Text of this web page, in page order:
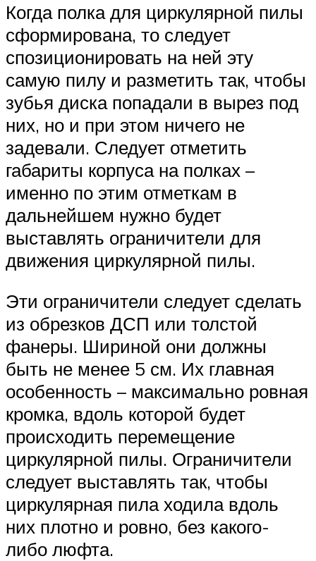
Когда полка для циркулярной пилы
сформирована, то следует
спозиционировать на ней эту
самую пилу и разметить так, чтобы
зубья диска попадали в вырез под
них, но и при этом ничего не
задевали. Следует отметить
габариты корпуса на полках –
именно по этим отметкам в
дальнейшем нужно будет
выставлять ограничители для
движения циркулярной пилы.
Эти ограничители следует сделать
из обрезков ДСП или толстой
фанеры. Шириной они должны
быть не менее 5 см. Их главная
особенность – максимально ровная
кромка, вдоль которой будет
происходить перемещение
циркулярной пилы. Ограничители
следует выставлять так, чтобы
циркулярная пила ходила вдоль
них плотно и ровно, без какого-
либо люфта.